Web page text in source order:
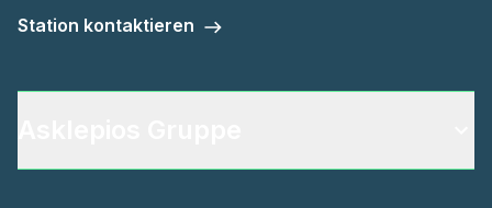
Station kontaktieren